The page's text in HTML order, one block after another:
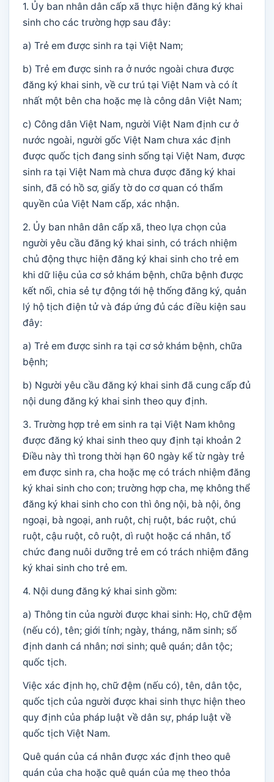
1. Ủy ban nhân dân cấp xã thực hiện đăng ký khai
sinh cho các trường hợp sau đây:
a) Trẻ em được sinh ra tại Việt Nam;
b) Trẻ em được sinh ra ở nước ngoài chưa được
đăng ký khai sinh, về cư trú tại Việt Nam và có ít
nhất một bên cha hoặc mẹ là công dân Việt Nam;
c) Công dân Việt Nam, người Việt Nam định cư ở
nước ngoài, người gốc Việt Nam chưa xác định
được quốc tịch đang sinh sống tại Việt Nam, được
sinh ra tại Việt Nam mà chưa được đăng ký khai
sinh, đã có hồ sơ, giấy tờ do cơ quan có thẩm
quyền của Việt Nam cấp, xác nhận.
2. Ủy ban nhân dân cấp xã, theo lựa chọn của
người yêu cầu đăng ký khai sinh, có trách nhiệm
chủ động thực hiện đăng ký khai sinh cho trẻ em
khi dữ liệu của cơ sở khám bệnh, chữa bệnh được
kết nối, chia sẻ tự động tới hệ thống đăng ký, quản
lý hộ tịch điện tử và đáp ứng đủ các điều kiện sau
đây:
a) Trẻ em được sinh ra tại cơ sở khám bệnh, chữa
bệnh;
b) Người yêu cầu đăng ký khai sinh đã cung cấp đủ
nội dung đăng ký khai sinh theo quy định.
3. Trường hợp trẻ em sinh ra tại Việt Nam không
được đăng ký khai sinh theo quy định tại khoản 2
Điều này thì trong thời hạn 60 ngày kể từ ngày trẻ
em được sinh ra, cha hoặc mẹ có trách nhiệm đăng
ký khai sinh cho con; trường hợp cha, mẹ không thể
đăng ký khai sinh cho con thì ông nội, bà nội, ông
ngoại, bà ngoại, anh ruột, chị ruột, bác ruột, chú
ruột, cậu ruột, cô ruột, dì ruột hoặc cá nhân, tổ
chức đang nuôi dưỡng trẻ em có trách nhiệm đăng
ký khai sinh cho trẻ em.
4. Nội dung đăng ký khai sinh gồm:
a) Thông tin của người được khai sinh: Họ, chữ đệm
(nếu có), tên; giới tính; ngày, tháng, năm sinh; số
định danh cá nhân; nơi sinh; quê quán; dân tộc;
quốc tịch.
Việc xác định họ, chữ đệm (nếu có), tên, dân tộc,
quốc tịch của người được khai sinh thực hiện theo
quy định của pháp luật về dân sự, pháp luật về
quốc tịch Việt Nam.
Quê quán của cá nhân được xác định theo quê
quán của cha hoặc quê quán của mẹ theo thỏa